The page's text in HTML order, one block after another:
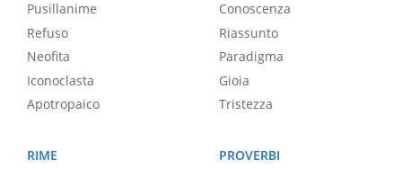
Pusillanime
Refuso
Neofita
Iconoclasta
Apotropaico
Conoscenza
Riassunto
Paradigma
Gioia
Tristezza
RIME
PROVERBI